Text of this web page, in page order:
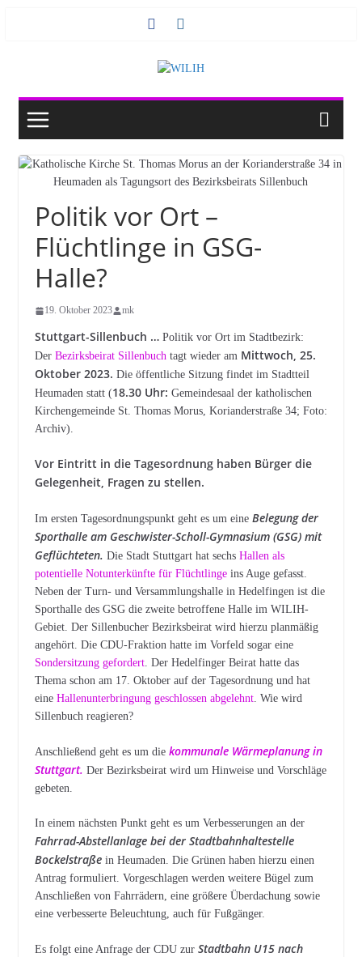
Politik vor Ort –
Flüchtlinge in GSG-
Halle?
19. Oktober 2023 mk
Stuttgart-Sillenbuch …Politik vor Ort im Stadtbezirk:
Der Bezirksbeirat Sillenbuchtagt wieder am Mittwoch, 25.
Oktober 2023. Die öffentliche Sitzung findet im Stadtteil
Heumaden statt (18.30 Uhr: Gemeindesaal der katholischen
Kirchengemeinde St. Thomas Morus, Korianderstraße 34; Foto:
Archiv).
Vor Eintritt in die Tagesordnung haben Bürger die
Gelegenheit, Fragen zu stellen.
Im ersten Tagesordnungspunkt geht es um eine Belegung der
Sporthalle am Geschwister-Scholl-Gymnasium (GSG) mit
Geflüchteten. Die Stadt Stuttgart hat sechs Hallen als
potentielle Notunterkünfte für Flüchtlingeins Auge gefasst.
Neben der Turn- und Versammlungshalle in Hedelfingen ist die
Sporthalle des GSG die zweite betroffene Halle im WILIH-
Gebiet. Der Sillenbucher Bezirksbeirat wird hierzu planmäßig
angehört. Die CDU-Fraktion hatte im Vorfeld sogar eine
Sondersitzung gefordert. Der Hedelfinger Beirat hatte das
Thema schon am 17. Oktober auf der Tagesordnung und hat
eine Hallenunterbringung geschlossen abgelehnt. Wie wird
Sillenbuch reagieren?
Anschließend geht es um die kommunale Wärmeplanung in
Stuttgart. Der Bezirksbeirat wird um Hinweise und Vorschläge
gebeten.
In einem nächsten Punkt geht es um Verbesserungen an der
Fahrrad-Abstellanlage bei der Stadtbahnhaltestelle
Bockelstraßein Heumaden. Die Grünen haben hierzu einen
Antrag formuliert. Vorgeschlagen werden weitere Bügel zum
Anschließen von Fahrrädern, eine größere Überdachung sowie
eine verbesserte Beleuchtung, auch für Fußgänger.
Es folgt eine Anfrage der CDU zur Stadtbahn U15 nach